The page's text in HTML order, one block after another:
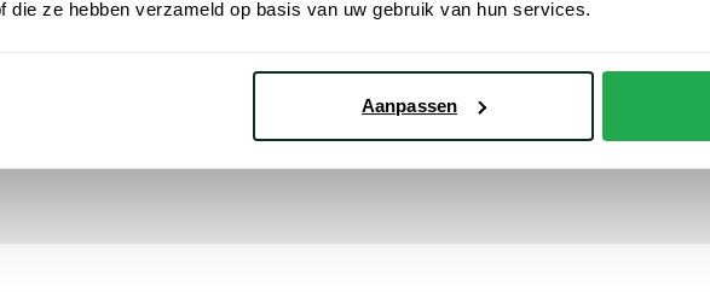
die ze hebben verzameld op basis van uw gebruik van hun services.
Aanpassen
Kleur
Leveranciers nr.